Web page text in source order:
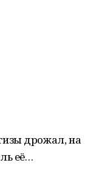
дрожал, на
её…